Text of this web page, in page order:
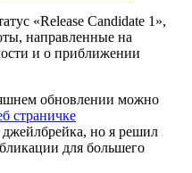
«Release Candidate 1»,
направленные на
и о приближении
обновлении можно
страничке
но я решил
для большего